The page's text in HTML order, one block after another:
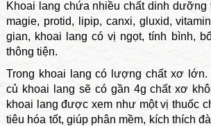
Khoai lang chứa nhiều chất dinh dưỡng
magie, protid, lipip, canxi, gluxid,
gian, khoai lang có vị ngọt, tính bình,
thông tiện.
Trong khoai lang có lượng chất xơ lớn.
củ khoai lang sẽ có gần 4g chất xơ
khoai lang được xem như một vị thuốc
tiêu hóa tốt, giúp phân mềm, kích thích